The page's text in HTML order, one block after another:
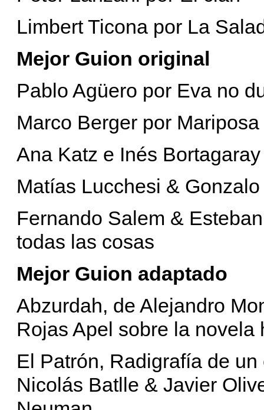
Limbert Ticona por La
Mejor Guion original
Pablo Agüero por Eva no
Marco Berger por Mariposa
Ana Katz e Inés
Matías Lucchesi &
Fernando Salem &
todas las cosas
Mejor Guion adaptado
Abzurdah, de Alejandro
Rojas Apel sobre la
El Patrón, Radigrafía de
Nicolás Batlle & Javier